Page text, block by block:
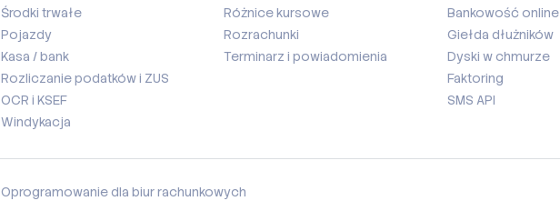
Środki trwałe
Pojazdy
Kasa / bank
Rozliczanie podatków i ZUS
OCR i KSEF
Windykacja
Różnice kursowe
Rozrachunki
Terminarz i powiadomienia
Bankowość online
Giełda dłużników
Dyski w chmurze
Faktoring
SMS API
Oprogramowanie dla biur rachunkowych